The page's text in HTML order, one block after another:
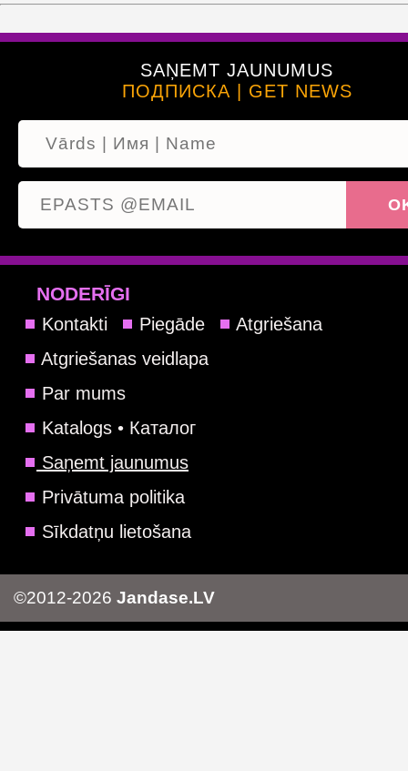
SAŅEMT JAUNUMUS
ПОДПИСКА | GET NEWS
NODERĪGI
Kontakti Piegāde
Atgriešana
Atgriešanas veidlapa
Par mums
Katalogs • Каталог
Saņemt jaunumus
Privātuma politika
Sīkdatņu lietošana
©2012-2026 Jandase.LV